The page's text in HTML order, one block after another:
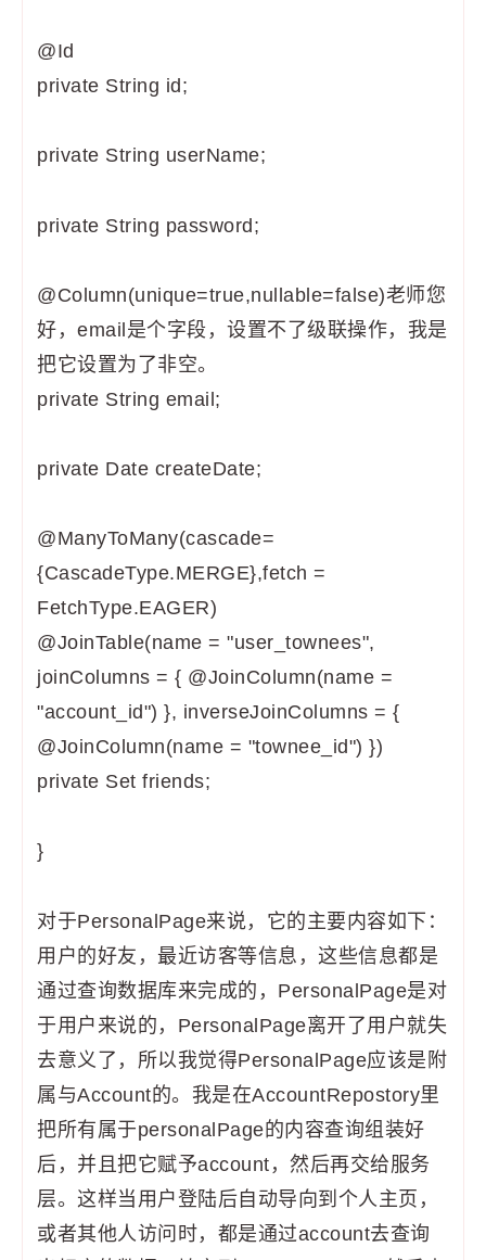
@Id
private String id;
private String userName;
private String password;
@Column(unique=true,nullable=false)老师您
好，email是个字段，设置不了级联操作，我是
把它设置为了非空。
private String email;
private Date createDate;
@ManyToMany(cascade=
{CascadeType.MERGE},fetch =
FetchType.EAGER)
@JoinTable(name = "user_townees",
joinColumns = { @JoinColumn(name =
"account_id") }, inverseJoinColumns = {
@JoinColumn(name = "townee_id") })
private Set friends;
}
对于PersonalPage来说，它的主要内容如下：
用户的好友，最近访客等信息，这些信息都是
通过查询数据库来完成的，PersonalPage是对
于用户来说的，PersonalPage离开了用户就失
去意义了，所以我觉得PersonalPage应该是附
属与Account的。我是在AccountRepostory里
把所有属于personalPage的内容查询组装好
后，并且把它赋予account，然后再交给服务
层。这样当用户登陆后自动导向到个人主页，
或者其他人访问时，都是通过account去查询